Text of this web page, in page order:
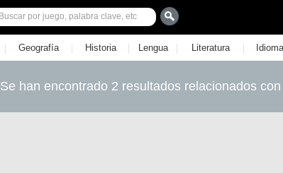
| Geografía | Historia | Lengua | Literatura |
Se han encontrado 2 resultados relacionados con